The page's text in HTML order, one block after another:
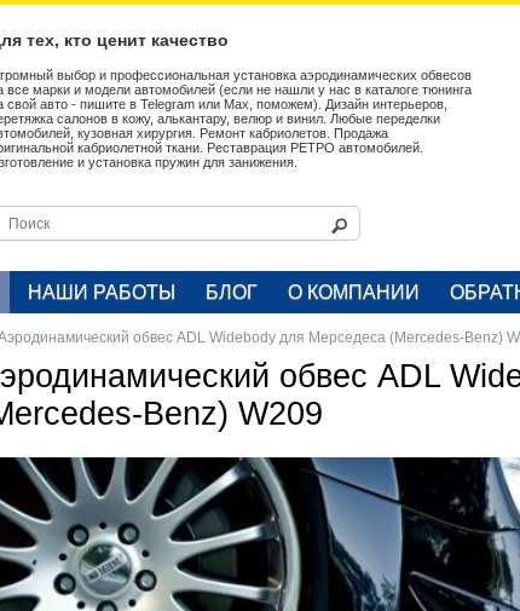
тех, кто ценит качество
выбор и профессиональная установка аэродинамических обвесов
все марки и модели автомобилей (если не нашли у нас в каталоге тюнинга
свой авто - пишите в Telegram или Max, поможем). Дизайн интерьеров,
салонов в кожу, алькантару, велюр и винил. Любые переделки
кузовная хирургия. Ремонт кабриолетов. Продажа
кабриолетной ткани. Реставрация РЕТРО автомобилей.
и установка пружин для занижения.
НАШИ РАБОТЫ БЛОГ О КОМПАНИИ
обвес ADL Widebody для Мерседеса (Mercedes-Benz)
обвес ADL
Benz) W209